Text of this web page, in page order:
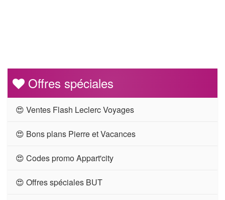
Offres spéciales
😍 Ventes Flash Leclerc Voyages
😍 Bons plans Pierre et Vacances
😍 Codes promo Appart'city
😍 Offres spéciales BUT